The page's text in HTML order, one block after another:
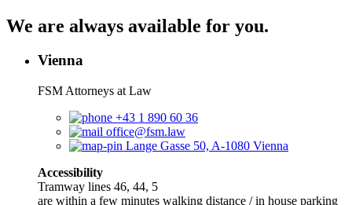
We are always available for you.
Vienna
FSM Attorneys at Law
+43 1 890 60 36
office@fsm.law
Lange Gasse 50, A-1080 Vienna
Accessibility
Tramway lines 46, 44, 5
are within a few minutes walking distance / in house parking